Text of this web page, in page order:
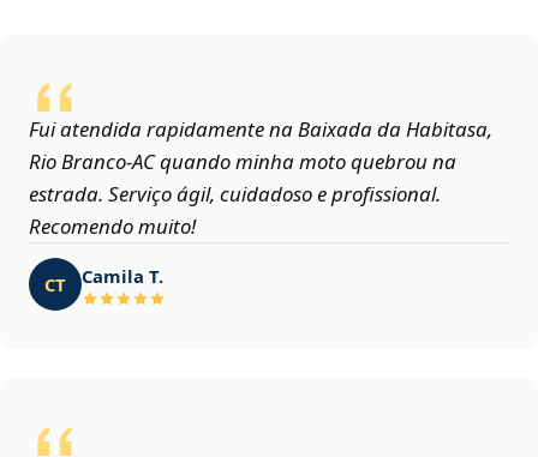
Fui atendida rapidamente na Baixada da Habitasa,
Rio Branco‑AC quando minha moto quebrou na
estrada. Serviço ágil, cuidadoso e profissional.
Recomendo muito!
CT Camila T.